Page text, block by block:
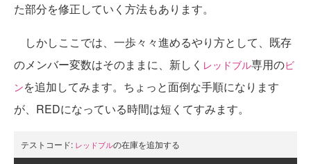
た部分を修正していく方法もあります。
しかしここでは、一歩々々進めるやり方として、既存
のメンバー変数はそのままに、新しく レッドブル専用のビ
ンを追加してみます。ちょっと面倒な手順になります
が、REDになっている時間は短くてすみます。
テストコード: レッドブルの在庫を追加する